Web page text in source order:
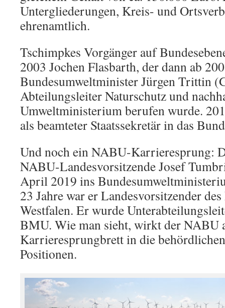
Untergliederungen, Kreis- und
ehrenamtlich.
Tschimpkes Vorgänger auf
2003 Jochen Flasbarth, der dann ab
Bundesumweltminister Jürgen Trittin
Abteilungsleiter Naturschutz und
Umweltministerium berufen wurde.
als beamteter Staatssekretär in das
Und noch ein NABU-Karrieresprung:
NABU-Landesvorsitzende Josef
April 2019 ins
23 Jahre war er Landesvorsitzender
Westfalen. Er wurde
BMU. Wie man sieht, wirkt der NABU
Karrieresprungbrett in die
Positionen.